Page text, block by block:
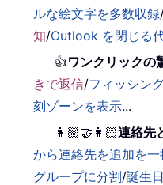
ルな絵文字を多数収録
知/Outlook を閉じる
👍ワンクリックの
きで返信/フィッシン
刻ゾーンを表示...
👩🏼‍🤝‍👩🏻連絡先
から連絡先を追加を
グループに分割/誕生